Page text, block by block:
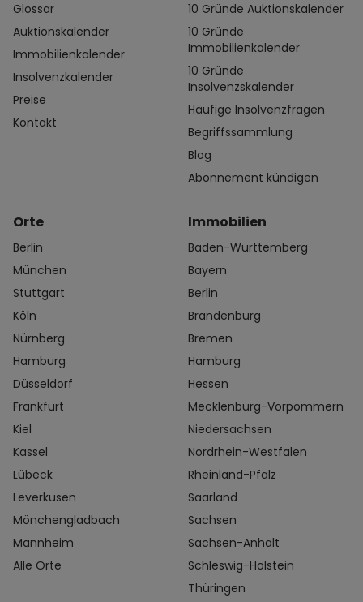
Glossar
Auktionskalender
Immobilienkalender
Insolvenzkalender
Preise
Kontakt
10 Gründe Auktionskalender
10 Gründe
Immobilienkalender
10 Gründe
Insolvenzskalender
Häufige Insolvenzfragen
Begriffssammlung
Blog
Abonnement kündigen
Orte
Berlin
München
Stuttgart
Köln
Nürnberg
Hamburg
Düsseldorf
Frankfurt
Kiel
Kassel
Lübeck
Leverkusen
Mönchengladbach
Mannheim
Alle Orte
Immobilien
Baden-Württemberg
Bayern
Berlin
Brandenburg
Bremen
Hamburg
Hessen
Mecklenburg-Vorpommern
Niedersachsen
Nordrhein-Westfalen
Rheinland-Pfalz
Saarland
Sachsen
Sachsen-Anhalt
Schleswig-Holstein
Thüringen